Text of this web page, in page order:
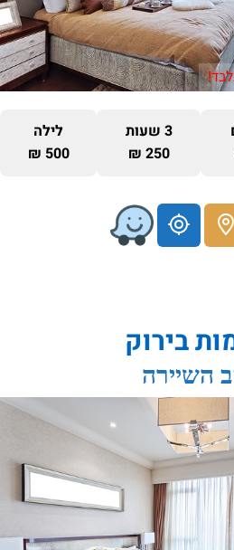
3 שעות
250 ₪
לילה
500 ₪
בירוק
השיירה